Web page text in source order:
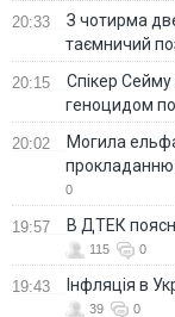
20:33
З чотирма
таємничий
20:15
Спікер Сейму
геноцидом
20:02
Могила
прокладанню
0
19:57 В ДТЕК
115 0
19:43 Інфляція в
39 0